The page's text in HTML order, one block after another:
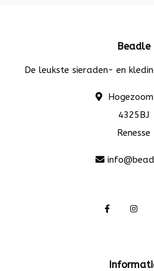
Beadle
De leukste sieraden- en
4325BJ
Renesse